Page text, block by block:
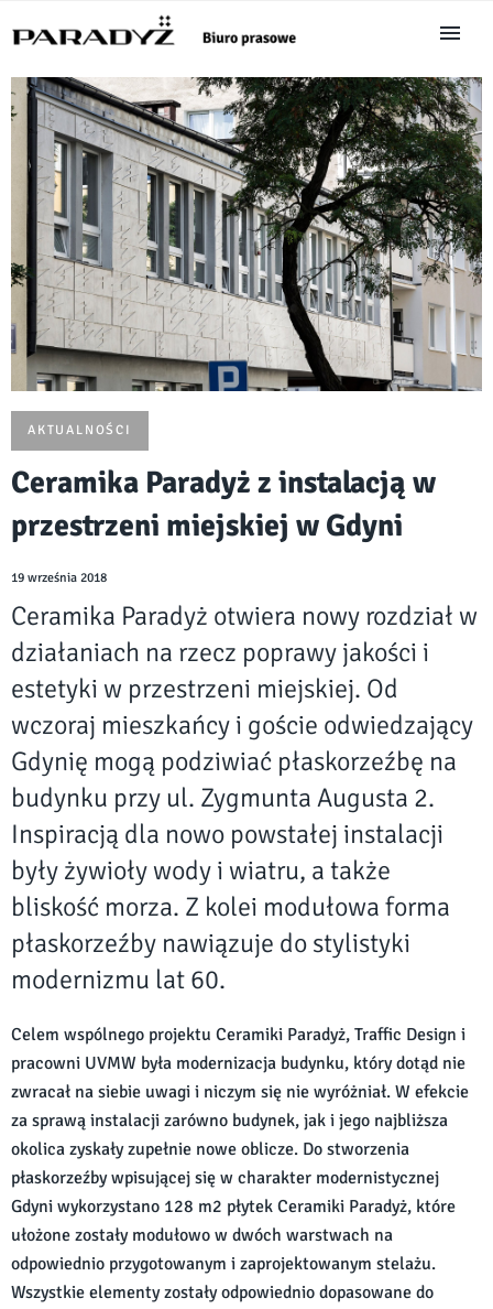
AKTUALNOŚCI
Ceramika Paradyż z instalacją w
przestrzeni miejskiej w Gdyni
19 września 2018
Ceramika Paradyż otwiera nowy rozdział w
działaniach na rzecz poprawy jakości i
estetyki w przestrzeni miejskiej. Od
wczoraj mieszkańcy i goście odwiedzający
Gdynię mogą podziwiać płaskorzeźbę na
budynku przy ul. Zygmunta Augusta 2.
Inspiracją dla nowo powstałej instalacji
były żywioły wody i wiatru, a także
bliskość morza. Z kolei modułowa forma
płaskorzeźby nawiązuje do stylistyki
modernizmu lat 60.
Celem wspólnego projektu Ceramiki Paradyż, Traffic Design i
pracowni UVMW była modernizacja budynku, który dotąd nie
zwracał na siebie uwagi i niczym się nie wyróżniał. W efekcie
za sprawą instalacji zarówno budynek, jak i jego najbliższa
okolica zyskały zupełnie nowe oblicze. Do stworzenia
płaskorzeźby wpisującej się w charakter modernistycznej
Gdyni wykorzystano 128 m2 płytek Ceramiki Paradyż, które
ułożone zostały modułowo w dwóch warstwach na
odpowiednio przygotowanym i zaprojektowanym stelażu.
Wszystkie elementy zostały odpowiednio dopasowane do